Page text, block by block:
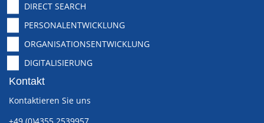
DIRECT SEARCH
PERSONALENTWICKLUNG
ORGANISATIONSENTWICKLUNG
DIGITALISIERUNG
Kontakt
Kontaktieren Sie uns